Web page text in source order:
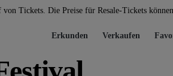
Tickets. Die Preise für Resale-Tickets
Erkunden Verkaufen